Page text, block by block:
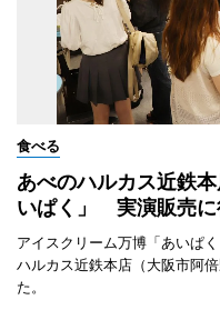
食べる
あべのハルカス近鉄
いぱく」 実演販売に
アイスクリーム万博「あいぱ
ハルカス近鉄本店（大阪市阿
た。